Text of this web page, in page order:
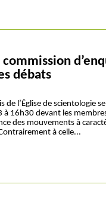
débats
de l’Église de scientologie
à 16h30 devant les
des mouvements à
à celle...